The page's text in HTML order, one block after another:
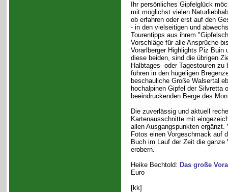
Ihr persönliches Gipfelglück
mit möglichst vielen
ob erfahren oder erst auf den
- in den vielseitigen und
Tourentipps aus ihrem
Vorschläge für alle Ansprüche
Vorarlberger Highlights Piz Buin
diese beiden, sind die übrigen
Halbtages- oder Tagestouren zu
führen in den hügeligen
beschauliche Große Walsertal
hochalpinen Gipfel der Silvretta
beeindruckenden Berge des
Die zuverlässig und aktuell
Kartenausschnitte mit
allen Ausgangspunkten
Fotos einen Vorgeschmack auf
Buch im Lauf der Zeit die
erobern.
Heike Bechtold: Das große
Euro
[kk]